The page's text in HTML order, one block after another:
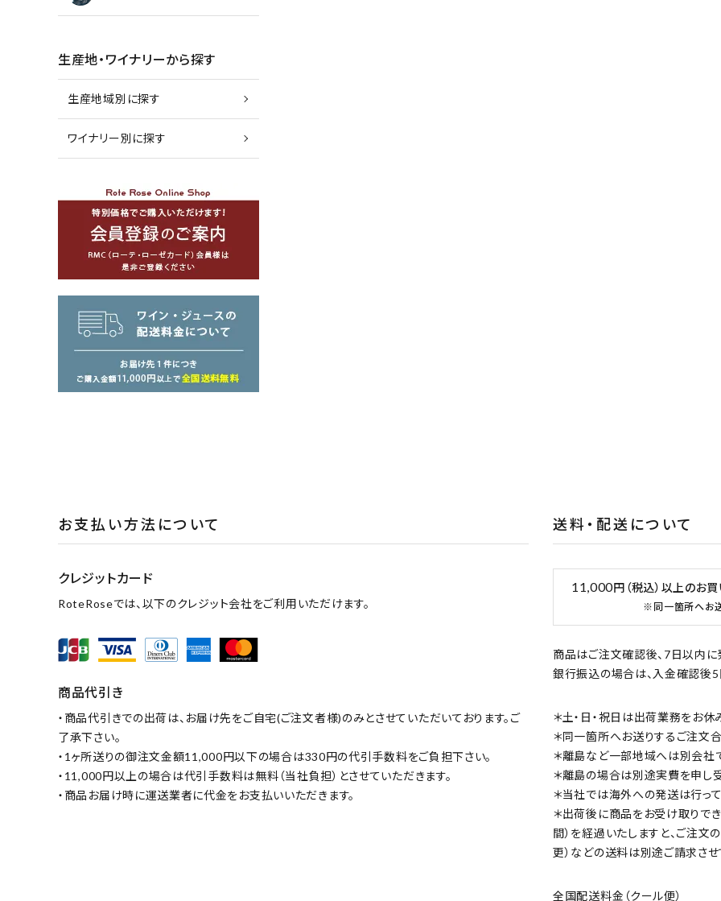
生産地・ワイナリーから探す
生産地域別に探す
ワイナリー別に探す
お支払い方法について
クレジットカード
RoteRoseでは、以下のクレジット会社をご利用いただけます。
商品代引き
・商品代引きでの出荷は、お届け先をご自宅(ご注文者様)のみとさせていただいております。ご
了承下さい。
・1ヶ所送りの御注文金額11,000円以下の場合は330円の代引手数料をご負担下さい。
・11,000円以上の場合は代引手数料は無料（当社負担）とさせていただきます。
・商品お届け時に運送業者に代金をお支払いいただきます。
送料・配送について
11,000円（税込）以上のお
※同一箇所へお
商品はご注文確認後、7日以内に
銀行振込の場合は、入金確認後5
＊土・日・祝日は出荷業務をお休
＊同一箇所へお送りするご注文
＊離島など一部地域へは別会社
＊離島の場合は別途実費を申し
＊当社では海外への発送は行って
＊出荷後に商品をお受け取りで
間）を経過いたしますと、ご注
更）などの送料は別途ご請求させ
全国配送料金（クール便）